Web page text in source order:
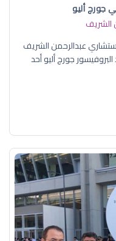
جورج أليو
الشريف
عبدالرحمن الشريف
جورج أليو أحد